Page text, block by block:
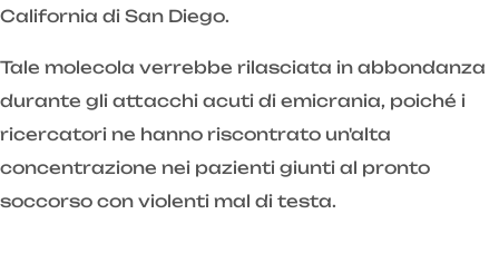
California di San Diego.
Tale molecola verrebbe rilasciata in abbondanza
durante gli attacchi acuti di emicrania, poiché i
ricercatori ne hanno riscontrato un'alta
concentrazione nei pazienti giunti al pronto
soccorso con violenti mal di testa.